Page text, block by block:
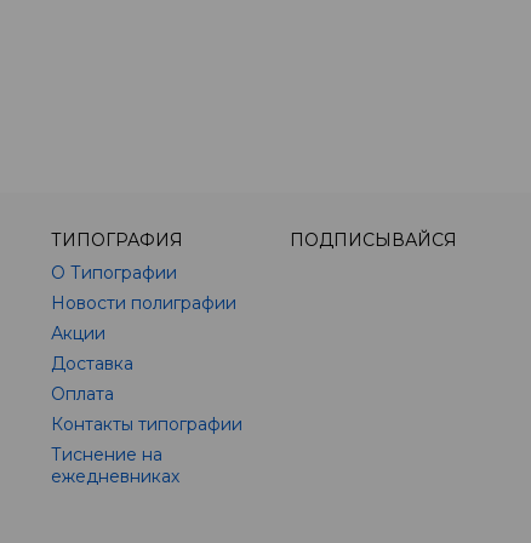
ТИПОГРАФИЯ
О Типографии
Новости полиграфии
Акции
Доставка
Оплата
Контакты типографии
Тиснение на
ежедневниках
ПОДПИСЫВАЙСЯ